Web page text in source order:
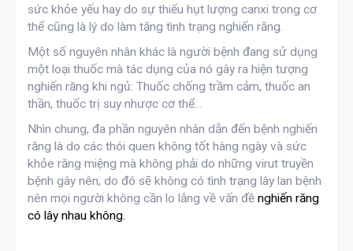
sức khỏe yếu hay do sự thiếu hụt lượng canxi trong cơ
thể cũng là lý do làm tăng tình trạng nghiến răng.
Một số nguyên nhân khác là người bệnh đang sử dụng
một loại thuốc mà tác dụng của nó gây ra hiện tượng
nghiến răng khi ngủ: Thuốc chống trầm cảm, thuốc an
thần, thuốc trị suy nhược cơ thể…
Nhìn chung, đa phần nguyên nhân dẫn đến bệnh nghiến
răng là do các thói quen không tốt hàng ngày và sức
khỏe răng miệng mà không phải do những virut truyền
bệnh gây nên, do đó sẽ không có tình trạng lây lan bệnh
nên mọi người không cần lo lắng về vấn đềnghiến răng
có lây nhau không.